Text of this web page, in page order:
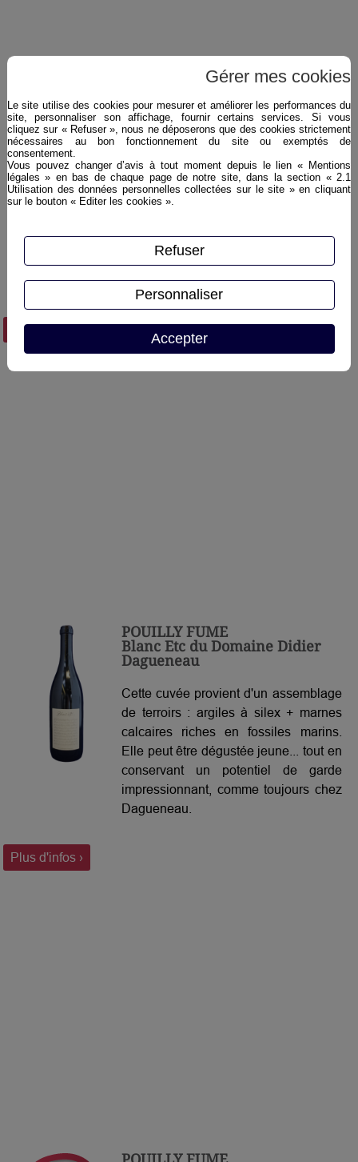
POUILLY FUME
Buisson Renard du Domaine
Didier Dagueneau
Buisson Renard mêle complexité,
pureté et raffinement. Encore une belle
signature de Dagueneau
Plus d'infos ›
POUILLY FUME
Blanc Etc du Domaine Didier
Dagueneau
Cette cuvée provient d'un assemblage
de terroirs : argiles à silex + marnes
calcaires riches en fossiles marins.
Elle peut être dégustée jeune... tout en
conservant un potentiel de garde
impressionnant, comme toujours chez
Dagueneau.
Plus d'infos ›
Gérer mes cookies
Le site utilise des cookies pour mesurer et améliorer les performances du
site, personnaliser son affichage, fournir certains services. Si vous
cliquez sur « Refuser », nous ne déposerons que des cookies strictement
nécessaires au bon fonctionnement du site ou exemptés de
consentement.
Vous pouvez changer d’avis à tout moment depuis le lien « Mentions
légales » en bas de chaque page de notre site, dans la section « 2.1
Utilisation des données personnelles collectées sur le site » en cliquant
sur le bouton « Editer les cookies ».
Accepter
Refuser
Personnaliser